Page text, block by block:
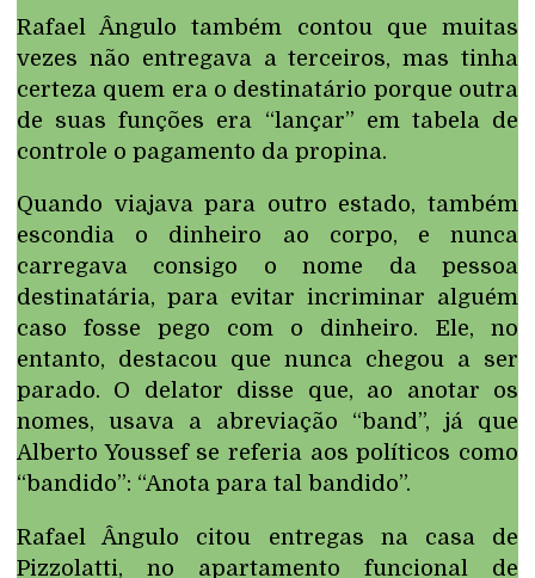
Rafael Ângulo também contou que muitas
vezes não entregava a terceiros, mas tinha
certeza quem era o destinatário porque outra
de suas funções era “lançar” em tabela de
controle o pagamento da propina.
Quando viajava para outro estado, também
escondia o dinheiro ao corpo, e nunca
carregava consigo o nome da pessoa
destinatária, para evitar incriminar alguém
caso fosse pego com o dinheiro. Ele, no
entanto, destacou que nunca chegou a ser
parado. O delator disse que, ao anotar os
nomes, usava a abreviação “band”, já que
Alberto Youssef se referia aos políticos como
“bandido”: “Anota para tal bandido”.
Rafael Ângulo citou entregas na casa de
Pizzolatti, no apartamento funcional de